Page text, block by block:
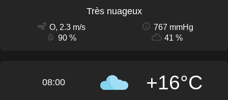
Très nuageux
O, 2.3 m/s
767 mmHg
90 %
41 %
08:00 +16°C